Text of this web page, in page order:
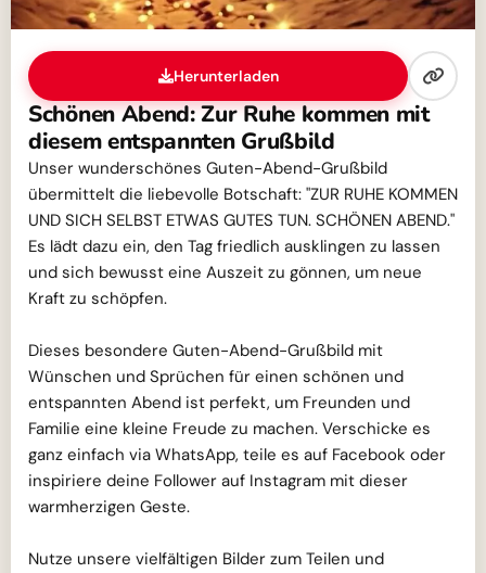
Herunterladen
Schönen Abend: Zur Ruhe kommen mit
diesem entspannten Grußbild
Unser wunderschönes Guten-Abend-Grußbild
übermittelt die liebevolle Botschaft: "ZUR RUHE KOMMEN
UND SICH SELBST ETWAS GUTES TUN. SCHÖNEN ABEND."
Es lädt dazu ein, den Tag friedlich ausklingen zu lassen
und sich bewusst eine Auszeit zu gönnen, um neue
Kraft zu schöpfen.
Dieses besondere Guten-Abend-Grußbild mit
Wünschen und Sprüchen für einen schönen und
entspannten Abend ist perfekt, um Freunden und
Familie eine kleine Freude zu machen. Verschicke es
ganz einfach via WhatsApp, teile es auf Facebook oder
inspiriere deine Follower auf Instagram mit dieser
warmherzigen Geste.
Nutze unsere vielfältigen Bilder zum Teilen und